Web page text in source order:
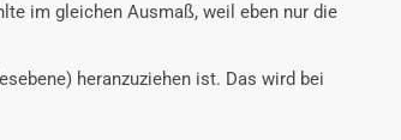
im gleichen Ausmaß, weil eben nur die
heranzuziehen ist. Das wird bei